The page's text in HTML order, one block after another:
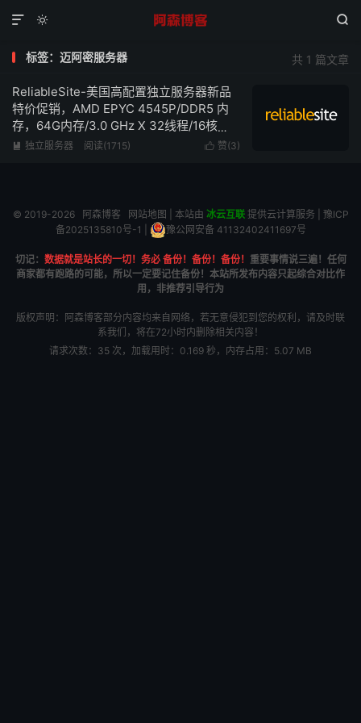
 

共 1 篇文章
标签：迈阿密服务器
ReliableSite-美国高配置独立服务器新品
特价促销，AMD EPYC 4545P/DDR5 内
存，64G内存/3.0 GHz X 32线程/16核
心/1TB NVMe、1Gbps带宽不限流量低至
 赞(3)
 独立服务器 阅读(1715)
© 2019-2026 阿森博客 网站地图 | 本站由 冰云互联提供云计算服务 | 豫ICP
备2025135810号-1
豫公网安备 41132402411697号
切记： 数据就是站长的一切！务必 备份！备份！备份！ 重要事情说三遍！任何
商家都有跑路的可能，所以一定要记住备份！本站所发布内容只起综合对比作
用，非推荐引导行为
版权声明：阿森博客部分内容均来自网络，若无意侵犯到您的权利，请及时联
系我们，将在72小时内删除相关内容！
请求次数：35 次，加载用时：0.169 秒，内存占用：5.07 MB